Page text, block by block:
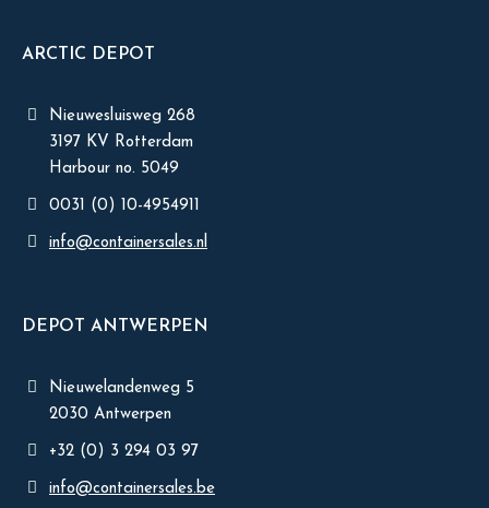
ARCTIC DEPOT
Nieuwesluisweg 268
3197 KV Rotterdam
Harbour no. 5049
0031 (0) 10-4954911
info@containersales.nl
DEPOT ANTWERPEN
Nieuwelandenweg 5
2030 Antwerpen
+32 (0) 3 294 03 97
info@containersales.be